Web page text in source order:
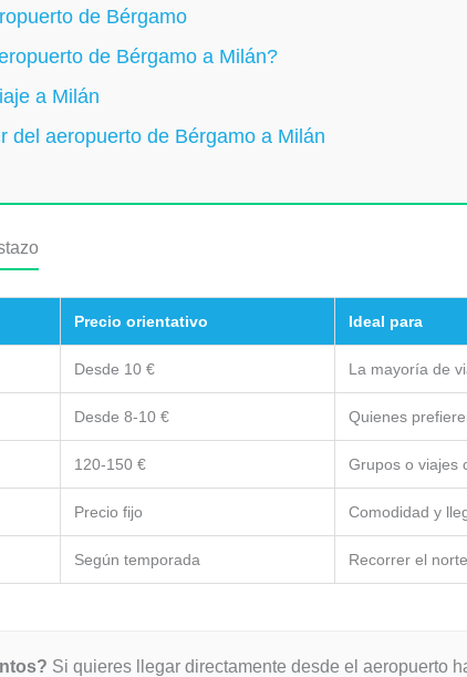
de Bérgamo
de Bérgamo a Milán?
a Milán
del aeropuerto de Bérgamo a Milán
Precio orientativo Ideal para
Desde 10 € La mayoría de
Desde 8-10 € Quienes
120-150 € Grupos o viajes
Precio fijo Comodidad y
Según temporada Recorrer el
Si quieres llegar directamente desde el aeropuerto